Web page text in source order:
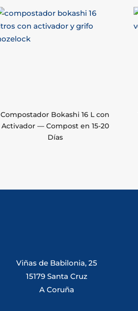
Compostador Bokashi 16 L con
Activador — Compost en 15-20
Días
Viñas de Babilonia, 25
15179 Santa Cruz
A Coruña